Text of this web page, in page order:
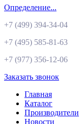
Определение...
+7 (499) 394-34-04
+7 (495) 585-81-63
+7 (977) 356-12-06
Заказать звонок
Главная
Каталог
Производители
Новости